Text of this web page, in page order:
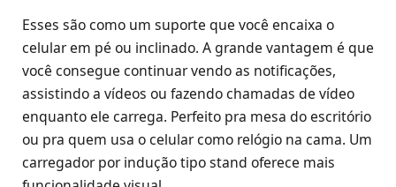
Esses são como um suporte que você encaixa o
celular em pé ou inclinado. A grande vantagem é que
você consegue continuar vendo as notificações,
assistindo a vídeos ou fazendo chamadas de vídeo
enquanto ele carrega. Perfeito pra mesa do escritório
ou pra quem usa o celular como relógio na cama. Um
carregador por indução tipo stand oferece mais